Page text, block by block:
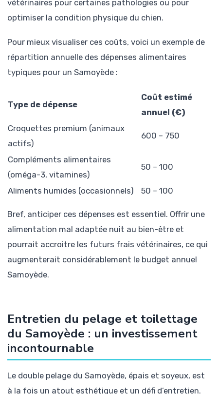
vétérinaires pour certaines pathologies ou pour
optimiser la condition physique du chien.
Pour mieux visualiser ces coûts, voici un exemple de
répartition annuelle des dépenses alimentaires
typiques pour un Samoyède :
Type de dépense
Coût estimé
annuel (€)
Croquettes premium (animaux
actifs)
600 – 750
Compléments alimentaires
(oméga-3, vitamines)
50 – 100
Aliments humides (occasionnels) 50 – 100
Bref, anticiper ces dépenses est essentiel. Offrir une
alimentation mal adaptée nuit au bien-être et
pourrait accroitre les futurs frais vétérinaires, ce qui
augmenterait considérablement le budget annuel
Samoyède.
Entretien du pelage et toilettage
du Samoyède : un investissement
incontournable
Le double pelage du Samoyède, épais et soyeux, est
à la fois un atout esthétique et un défi d’entretien.